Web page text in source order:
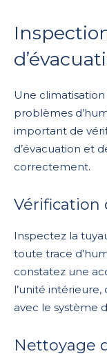
Une
problèmes
important de
d’évacuation et
correctement.
Vérification
Inspectez la
toute trace
constatez une
l’unité
avec le système
Nettoyage